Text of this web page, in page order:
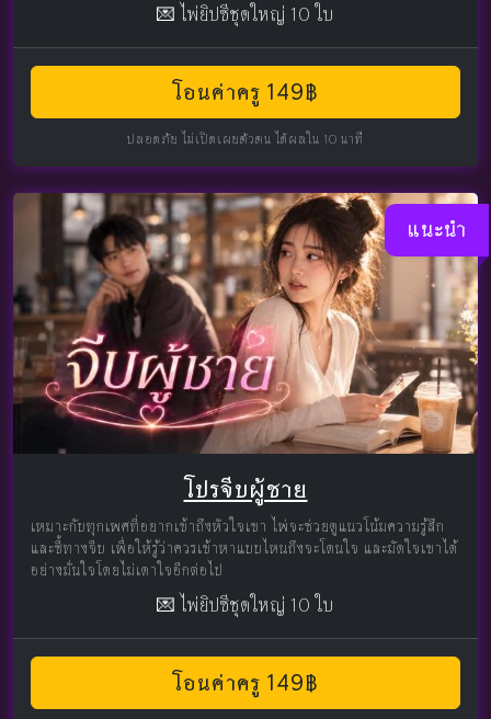
💌 ไพ่ยิปซีชุดใหญ่ 10 ใบ
โอนค่าครู 149฿
ปลอดภัย ไม่เปิดเผยตัวตน ได้ผลใน 10 นาที
แนะนำ
โปรจีบผู้ชาย
เหมาะกับทุกเพศที่อยากเข้าถึงหัวใจเขา ไพ่จะช่วยดูแนวโน้มความรู้สึก
และชี้ทางจีบ เพื่อให้รู้ว่าควรเข้าหาแบบไหนถึงจะโดนใจ และมัดใจเขาได้
อย่างมั่นใจโดยไม่เดาใจอีกต่อไป
💌 ไพ่ยิปซีชุดใหญ่ 10 ใบ
โอนค่าครู 149฿